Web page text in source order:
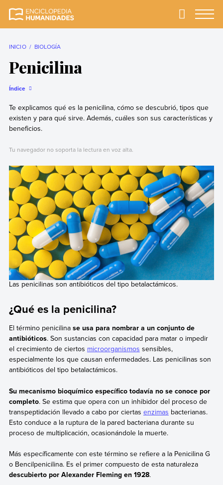
completa y más
Primary
INICIO BIOLOGÍA
Penicilina
Índice
Te explicamos qué es la penicilina, cómo se descubrió, tipos que
existen y para qué sirve. Además, cuáles son sus características y
beneficios.
Tu navegador no soporta la lectura en voz alta.
Las penicilinas son antibióticos del tipo betalactámicos.
¿Qué es la penicilina?
El término penicilina se usa para nombrar a un conjunto de
antibióticos. Son sustancias con capacidad para matar o impedir
el crecimiento de ciertos microorganismos sensibles,
especialmente los que causan enfermedades. Las penicilinas son
antibióticos del tipo betalactámicos.
Su mecanismo bioquímico específico todavía no se conoce por
completo. Se estima que opera con un inhibidor del proceso de
transpeptidación llevado a cabo por ciertas enzimas bacterianas.
Esto conduce a la ruptura de la pared bacteriana durante su
proceso de multiplicación, ocasionándole la muerte.
Más específicamente con este término se refiere a la Penicilina G
o Bencilpenicilina. Es el primer compuesto de esta naturaleza
descubierto por Alexander Fleming en 1928.